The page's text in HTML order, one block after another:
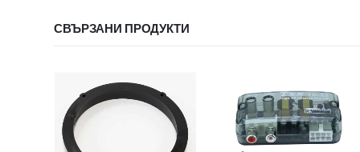
СВЪРЗАНИ ПРОДУКТИ